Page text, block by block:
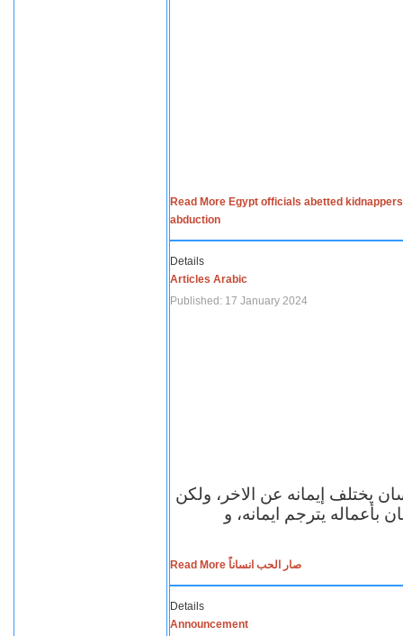
Read More Egypt officials abetted
abduction
Details
Articles Arabic
Published: 17 January 2024
يختلف إيمانه عن الاخر، ولكن
بأعماله يترجم ايمانه، و
Read More صار الحب انساناً
Details
Announcement